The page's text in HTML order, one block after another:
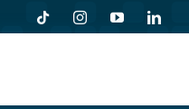
Passer
au